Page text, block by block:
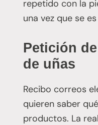
repetido con la
una vez que se
Petición
de uñas
Recibo correos
quieren saber
productos. La